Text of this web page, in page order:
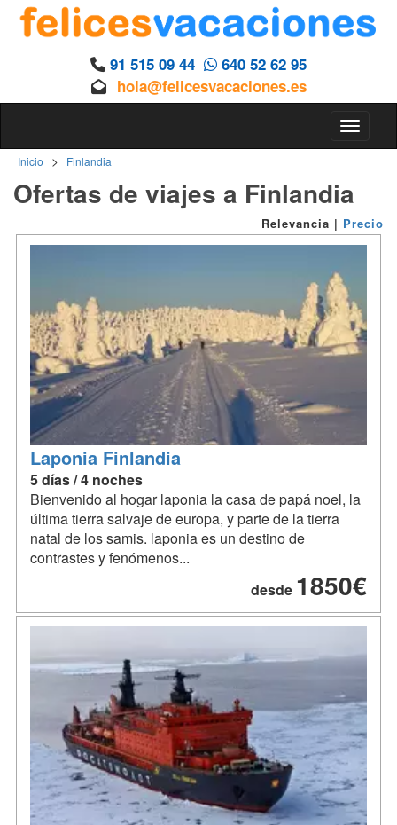
91 515 09 44
640 52 62 95
hola@felicesvacaciones.es
Toggle
Inicio > Finlandia
Ofertas de viajes a Finlandia
Relevancia | Precio
Laponia Finlandia
5 días / 4 noches
Bienvenido al hogar laponia la casa de papá noel, la
última tierra salvaje de europa, y parte de la tierra
natal de los samis. laponia es un destino de
contrastes y fenómenos...
desde 1850€